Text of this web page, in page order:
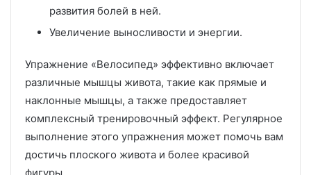
развития болей в ней.
Увеличение выносливости и энергии.
Упражнение «Велосипед» эффективно включает
различные мышцы живота, такие как прямые и
наклонные мышцы, а также предоставляет
комплексный тренировочный эффект. Регулярное
выполнение этого упражнения может помочь вам
достичь плоского живота и более красивой
фигуры.